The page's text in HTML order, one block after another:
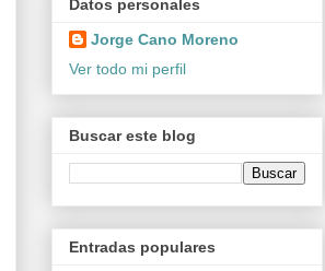
Datos personales
Jorge Cano Moreno
Ver todo mi perfil
Buscar este blog
Entradas populares